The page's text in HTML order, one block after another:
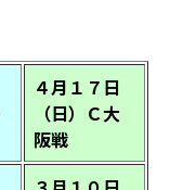
４月１７日
（日）Ｃ大
阪戦